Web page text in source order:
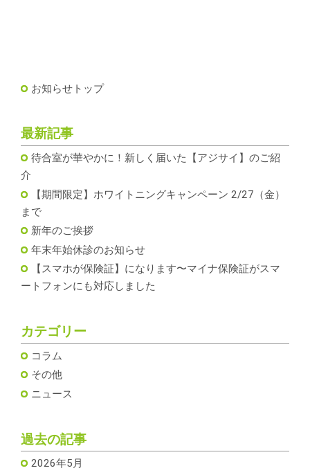
お知らせトップ
最新記事
待合室が華やかに！新しく届いた【アジサイ】のご紹
介
【期間限定】ホワイトニングキャンペーン 2/27（金）
まで
新年のご挨拶
年末年始休診のお知らせ
【スマホが保険証】になります〜マイナ保険証がスマ
ートフォンにも対応しました
カテゴリー
コラム
その他
ニュース
過去の記事
2026年5月